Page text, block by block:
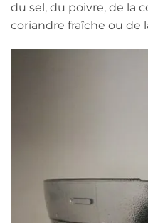
du sel, du poivre, de la
coriandre fraîche ou